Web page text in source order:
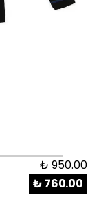
₺ 950.00
₺ 760.00